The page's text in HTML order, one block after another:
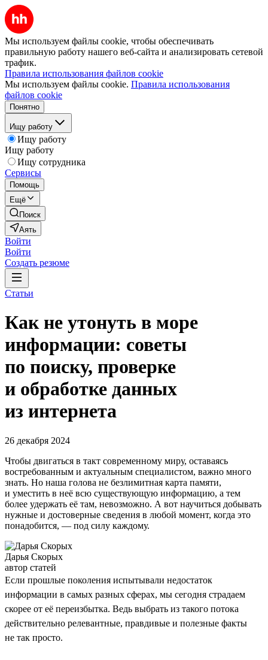
Мы используем файлы cookie, чтобы обеспечивать
правильную работу нашего веб-сайта и анализировать сетевой
трафик.
Правила использования файлов cookie
Мы используем файлы cookie. Правила использования
файлов cookie
Понятно
Ищу работу
Ищу работу
Ищу работу
Ищу сотрудника
Сервисы
Помощь
Ещё
Поиск
Аять
Войти
Войти
Создать резюме
Статьи
Как не утонуть в море
информации: советы
по поиску, проверке
и обработке данных
из интернета
26 декабря 2024
Чтобы двигаться в такт современному миру, оставаясь
востребованным и актуальным специалистом, важно много
знать. Но наша голова не безлимитная карта памяти,
и уместить в неё всю существующую информацию, а тем
более удержать её там, невозможно. А вот научиться добывать
нужные и достоверные сведения в любой момент, когда это
понадобится, — под силу каждому.
Дарья Скорых
автор статей
Если прошлые поколения испытывали недостаток
информации в самых разных сферах, мы сегодня страдаем
скорее от её переизбытка. Ведь выбрать из такого потока
действительно релевантные, правдивые и полезные факты
не так просто.